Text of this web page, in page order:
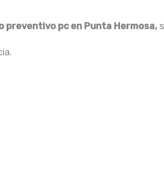
preventivo pc en Punta Hermosa,